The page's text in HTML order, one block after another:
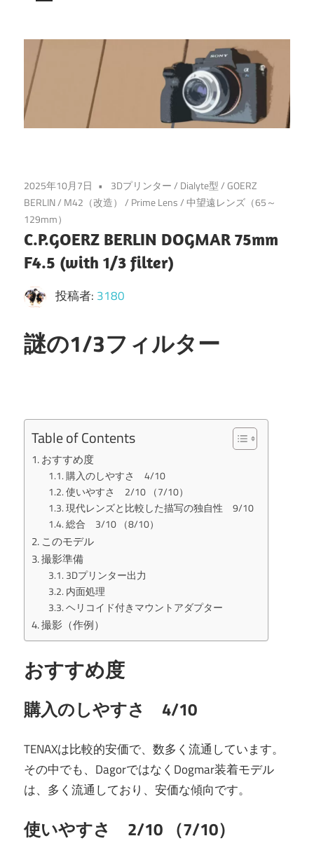
2025年10月7日 3Dプリンター/ Dialyte型/GOERZ
BERLIN/ M42（改造） / Prime Lens/中望遠レンズ（65～
129mm）
C.P.GOERZ BERLIN DOGMAR 75mm
F4.5 (with 1/3 filter)
投稿者: 3180
謎の1/3フィルター
Table of Contents
おすすめ度
購入のしやすさ 4/10
使いやすさ 2/10 （7/10）
現代レンズと比較した描写の独自性 9/10
総合 3/10 （8/10）
このモデル
撮影準備
3Dプリンター出力
内面処理
ヘリコイド付きマウントアダプター
撮影（作例）
おすすめ度
購入のしやすさ 4/10
TENAXは比較的安価で、数多く流通しています。
その中でも、DagorではなくDogmar装着モデル
は、多く流通しており、安価な傾向です。
使いやすさ 2/10 （7/10）